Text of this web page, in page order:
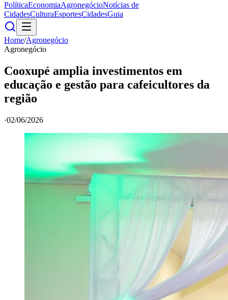
PolíticaEconomiaAgronegócioNotícias de
CidadesCulturaEsportesCidadesGuia
Home/Agronegócio
Agronegócio
Cooxupé amplia investimentos em
educação e gestão para cafeicultores da
região
·02/06/2026